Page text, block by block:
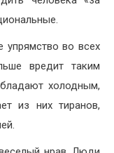
упрямство во всех
вредит таким
холодным,
из них тиранов,